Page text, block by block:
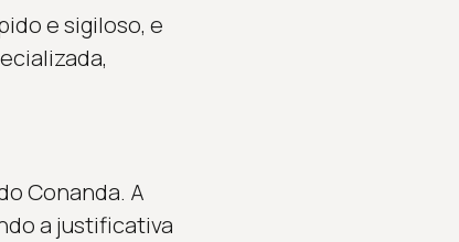
e sigiloso, e
Conanda. A
a justificativa